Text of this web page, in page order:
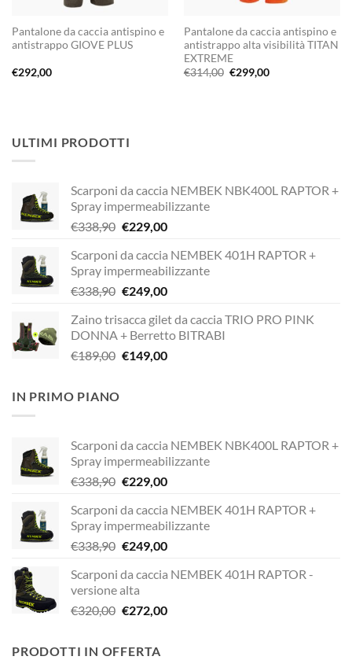
Pantalone da caccia antispino e
antistrappo GIOVE PLUS
€292,00
Pantalone da caccia antispino e
antistrappo alta visibilità TITAN
EXTREME
€314,00 Il
prezzo
€299,00Il
ULTIMI PRODOTTI
Scarponi da caccia NEMBEK NBK400L RAPTOR +
Spray impermeabilizzante
€338,90 Il
originale
era:
€338,90.
€229,00Il
attuale
è:
€229,00.
Scarponi da caccia NEMBEK 401H RAPTOR +
Spray impermeabilizzante
€338,90 Il
originale
era:
€338,90.
€249,00Il
attuale
è:
€249,00.
Zaino trisacca gilet da caccia TRIO PRO PINK
DONNA + Berretto BITRABI
€189,00 Il
€149,00Il
IN PRIMO PIANO
Scarponi da caccia NEMBEK NBK400L RAPTOR +
Spray impermeabilizzante
€338,90 Il
originale
era:
€338,90.
€229,00Il
attuale
è:
€229,00.
Scarponi da caccia NEMBEK 401H RAPTOR +
Spray impermeabilizzante
€338,90 Il
originale
era:
€338,90.
€249,00Il
attuale
€249,00.
Scarponi da caccia NEMBEK 401H RAPTOR -
versione alta
€320,00 Il
€272,00Il
PRODOTTI IN OFFERTA